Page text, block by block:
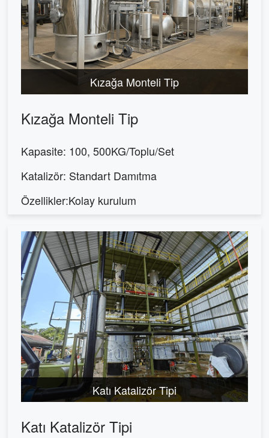
Kızağa Monteli Tip
Kızağa Monteli Tip
Kapasite: 100, 500KG/Toplu/Set
Katalizör: Standart Damıtma
Özellikler:Kolay kurulum
Katı Katalizör Tipi
Katı Katalizör Tipi